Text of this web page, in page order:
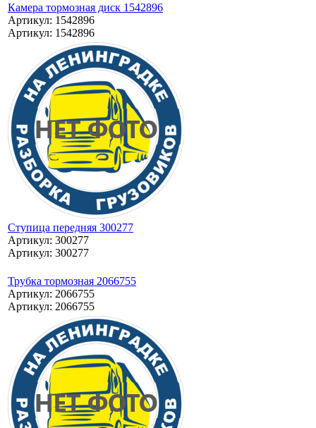
Камера тормозная диск 1542896
Артикул: 1542896
Артикул: 1542896
Ступица передняя 300277
Артикул: 300277
Артикул: 300277
Трубка тормозная 2066755
Артикул: 2066755
Артикул: 2066755